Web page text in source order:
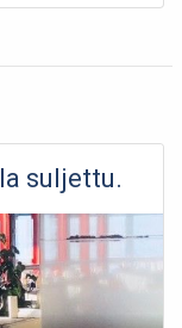
suljettu.